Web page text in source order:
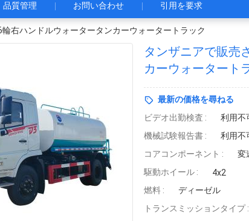
品質管理 お問い合わせ 引用を要求
右ハンドルウォータータンカーウォータートラック
タンザニアで販売
カーウォータート
最新の価格を尋ねる
ビデオ出勤検査 :
利用不
機械試験報告書 :
利用不
コアコンポーネント :
変
駆動ホイール :
4x2
燃料 :
ディーゼル
トランスミッションタイプ :